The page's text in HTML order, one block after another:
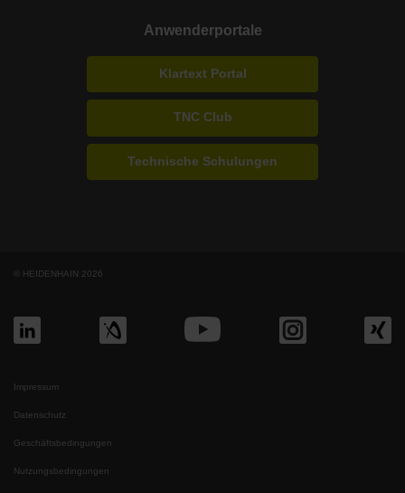
Anwenderportale
Klartext Portal
TNC Club
Technische Schulungen
© HEIDENHAIN 2026
Impressum
Datenschutz
Geschäftsbedingungen
Nutzungsbedingungen